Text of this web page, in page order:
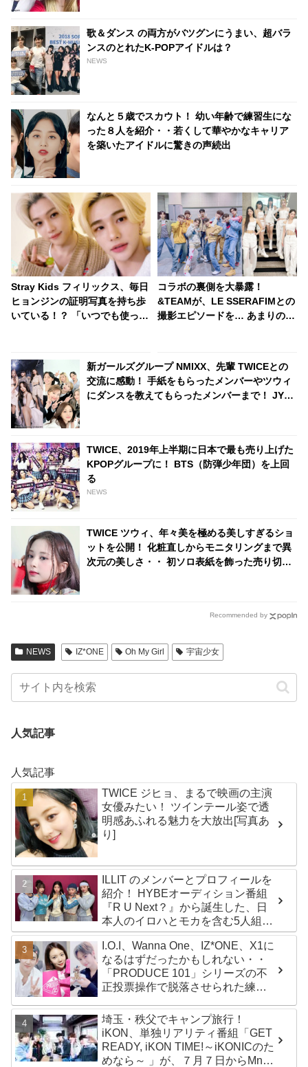
歌＆ダンス の両方がバツグンにうまい、超バラ
ンスのとれたK-POPアイドルは？
NEWS
なんと５歳でスカウト！ 幼い年齢で練習生にな
った８人を紹介・・若くして華やかなキャリア
を築いたアイドルに驚きの声続出
Stray Kids フィリックス、毎日
ヒョンジンの証明写真を持ち歩
いている！？ 「いつでも使って
コラボの裏側を大暴露！
&TEAMが、LE SSERAFIMとの
撮影エピソードを… あまりの緊
ぎる気遣いが面白すぎるとファ
ンほっこり
新ガールズグループ NMIXX、先輩 TWICEとの
交流に感動！ 手紙をもらったメンバーやツウィ
にダンスを教えてもらったメンバーまで！ JYP
TWICE、2019年上半期に日本で最も売り上げた
KPOPグループに！ BTS（防弾少年団）を上回
る
NEWS
TWICE ツウィ、年々美を極める美しすぎるショ
ットを公開！ 化粧直しからモニタリングまで異
次元の美しさ・・ 初ソロ表紙を飾った売り切れ
Recommended by
NEWS IZ*ONE Oh My Girl 宇宙少女
人気記事
人気記事
TWICE ジヒョ、まるで映画の主演
女優みたい！ ツインテール姿で透
明感あふれる魅力を大放出[写真あ
り]
ILLIT のメンバーとプロフィールを
紹介！ HYBEオーディション番組
『R U Next？』から誕生した、日
本人のイロハとモカを含む5人組ガ
ールズグループ！ デビュー曲
「Magnetic」がいきなりの大ヒッ
ト
I.O.I、Wanna One、IZ*ONE、X1に
なるはずだったかもしれない・・
「PRODUCE 101」シリーズの不
正投票操作で脱落させられた練習
埼玉・秩父でキャンプ旅行！
iKON、単独リアリティ番組「GET
READY, iKON TIME!～iKONICのた
めなら～ 」が、７月７日からMnet